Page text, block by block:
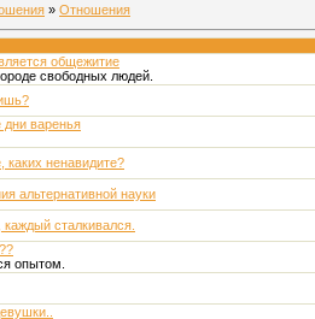
» Отношения
общежитие
свободных людей.
дни варенья
каких ненавидите?
альтернативной науки
сталкивался.
опытом.